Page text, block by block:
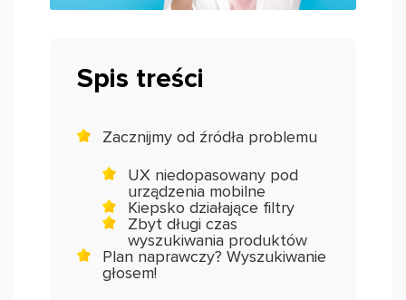
Spis treści
Zacznijmy od źródła problemu
UX niedopasowany pod
urządzenia mobilne
Kiepsko działające filtry
Zbyt długi czas
wyszukiwania produktów
Plan naprawczy? Wyszukiwanie
głosem!